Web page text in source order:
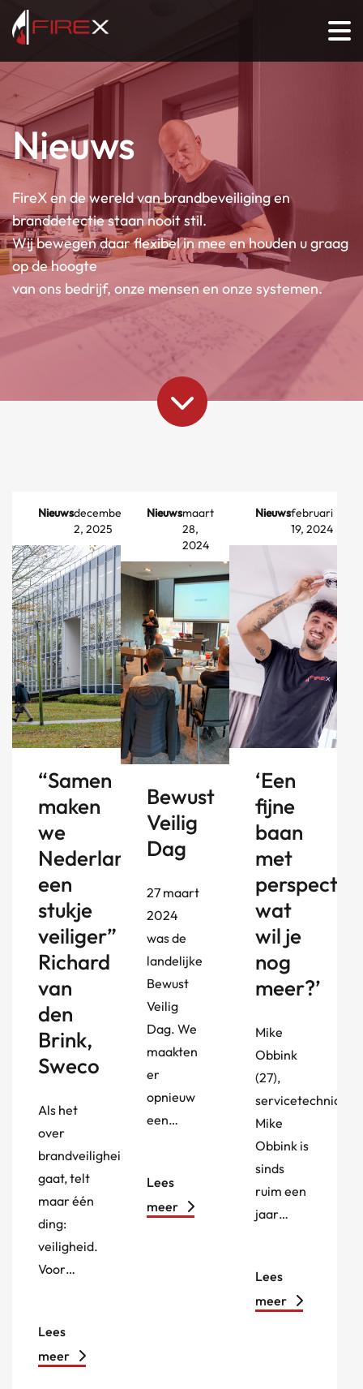
Nieuws
FireX en de wereld van brandbeveiliging en
branddetectie staan nooit stil.
Wij bewegen daar flexibel in mee en houden u graag
op de hoogte
van ons bedrijf, onze mensen en onze systemen.
Nieuwsdecember
2, 2025
“Samen
maken
we
Nederland
een
stukje
veiliger” –
Richard
van
den
Brink,
Sweco
Als het
over
brandveiligheid
gaat, telt
maar één
ding:
veiligheid.
Voor…
Lees
meer
Nieuwsmaart
28,
2024
Bewust
Veilig
Dag
27 maart
2024
was de
landelijke
Bewust
Veilig
Dag. We
maakten
er
opnieuw
een…
Lees
meer
Nieuwsfebruari
19, 2024
‘Een
fijne
baan
met
wat
wil je
nog
meer?’
Mike
Obbink
(27),
servicetechnicus
Mike
Obbink is
sinds
ruim een
jaar…
Lees
meer